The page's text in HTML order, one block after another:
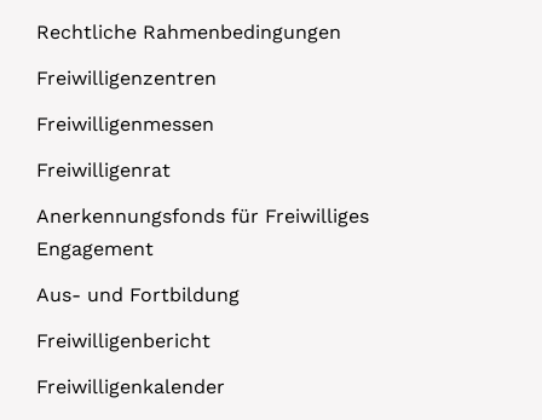
Rechtliche Rahmenbedingungen
Freiwilligenzentren
Freiwilligenmessen
Freiwilligenrat
Anerkennungsfonds für Freiwilliges
Engagement
Aus- und Fortbildung
Freiwilligenbericht
Freiwilligenkalender